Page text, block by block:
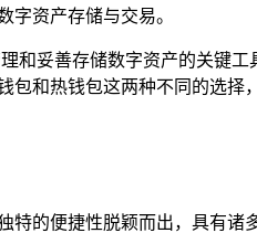
字资产存储与交易。
和妥善存储数字资产的关键
包和热钱包这两种不同的选择
特的便捷性脱颖而出，具有